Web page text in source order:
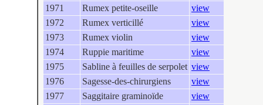
1971
Rumex petite-oseille
view
1972
Rumex verticillé
view
1973
Rumex violin
view
1974
Ruppie maritime
view
1975
Sabline à feuilles de serpolet view
1976
Sagesse-des-chirurgiens
view
1977
Saggitaire graminoïde
view